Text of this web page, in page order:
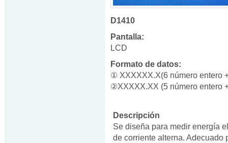
D1410
Pantalla:
LCD
Formato de datos:
① XXXXXX.X(6 número entero
②XXXXX.XX (5 número entero
Descripción
Se diseña para medir energía
de corriente alterna. Adecuado